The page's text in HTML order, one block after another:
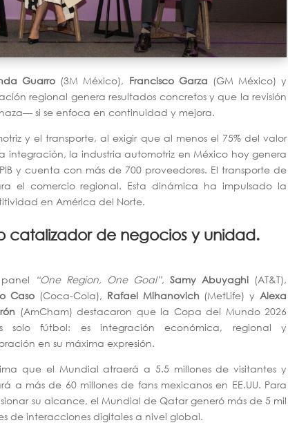
Guarro (3M México), Francisco Garza (GM México) y
regional genera resultados concretos y que la revisión
si se enfoca en continuidad y mejora.
y el transporte, al exigir que al menos el 75% del valor
integración, la industria automotriz en México hoy genera
y cuenta con más de 700 proveedores. El transporte de
el comercio regional. Esta dinámica ha impulsado la
en América del Norte.
catalizador de negocios y unidad.
“One Region, One Goal”,Samy Abuyaghi (AT&T),
Caso (Coca-Cola), Rafael Mihanovich (MetLife) yAlexa
(AmCham) destacaron que la Copa del Mundo 2026
solo fútbol: es integración económica, regional y
en su máxima expresión.
que el Mundial atraerá a 5.5 millones de visitantes y
a más de 60 millones de fans mexicanos en EE.UU. Para
su alcance, el Mundial de Qatar generó más de 5 mil
de interacciones digitales a nivel global.